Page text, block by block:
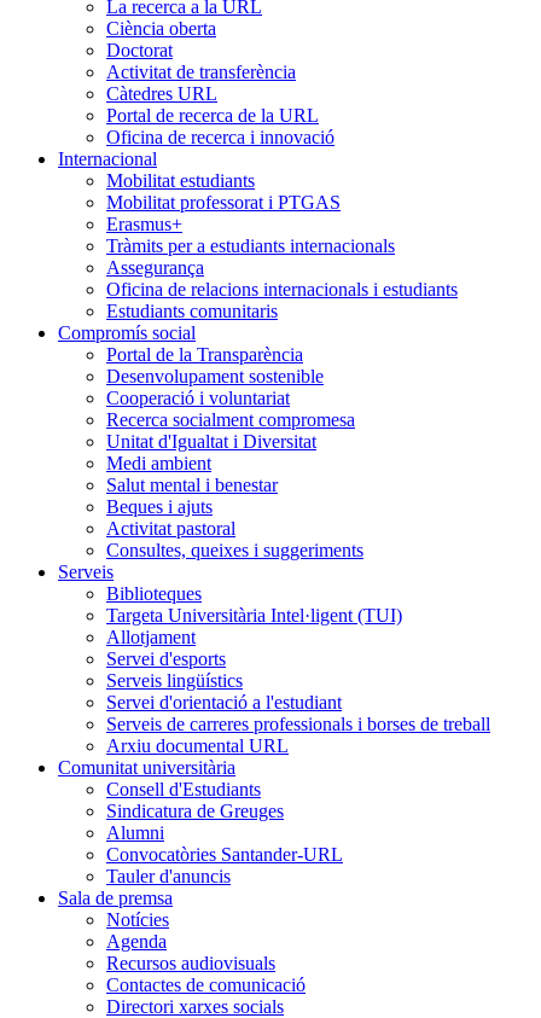
La recerca a la URL
Ciència oberta
Doctorat
Activitat de transferència
Càtedres URL
Portal de recerca de la URL
Oficina de recerca i innovació
Internacional
Mobilitat estudiants
Mobilitat professorat i PTGAS
Erasmus+
Tràmits per a estudiants internacionals
Assegurança
Oficina de relacions internacionals i estudiants
Estudiants comunitaris
Compromís social
Portal de la Transparència
Desenvolupament sostenible
Cooperació i voluntariat
Recerca socialment compromesa
Unitat d'Igualtat i Diversitat
Medi ambient
Salut mental i benestar
Beques i ajuts
Activitat pastoral
Consultes, queixes i suggeriments
Serveis
Biblioteques
Targeta Universitària Intel·ligent (TUI)
Allotjament
Servei d'esports
Serveis lingüístics
Servei d'orientació a l'estudiant
Serveis de carreres professionals i borses de treball
Arxiu documental URL
Comunitat universitària
Consell d'Estudiants
Sindicatura de Greuges
Alumni
Convocatòries Santander-URL
Tauler d'anuncis
Sala de premsa
Notícies
Agenda
Recursos audiovisuals
Contactes de comunicació
Directori xarxes socials